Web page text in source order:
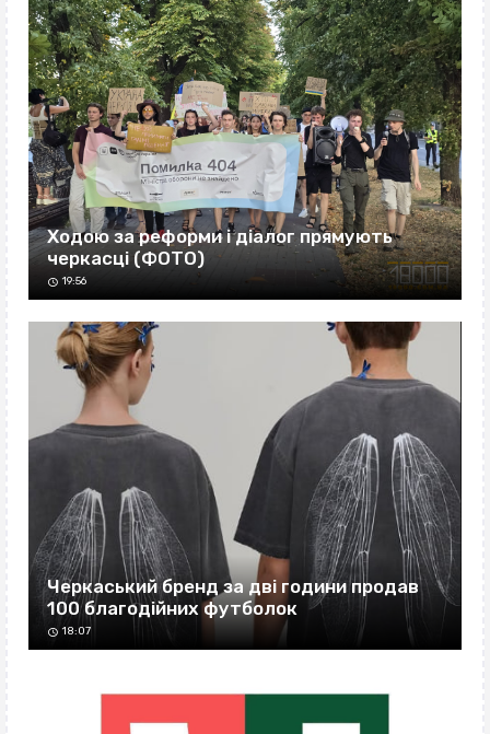
Ходою за реформи і діалог прямують
черкасці (ФОТО)
19:56
Черкаський бренд за дві години продав
100 благодійних футболок
18:07